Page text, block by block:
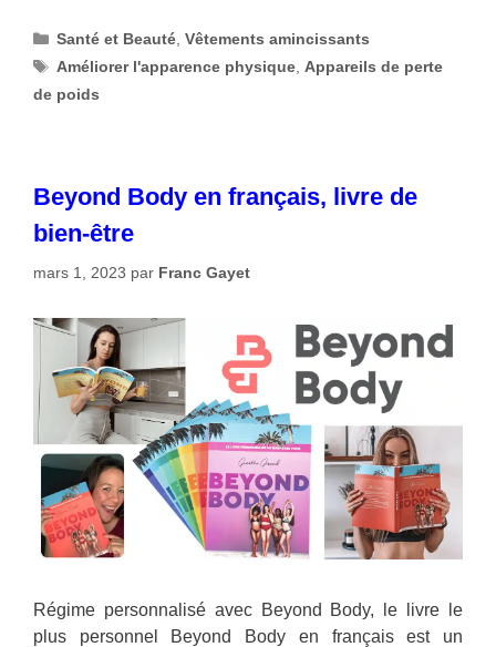
Catégories
Santé et Beauté,Vêtements amincissants
Étiquettes
Améliorer l'apparence physique,Appareils de perte
de poids
Beyond Body en français, livre de
bien-être
mars 1, 2023 par Franc Gayet
Régime personnalisé avec Beyond Body, le livre le
plus personnel Beyond Body en français est un